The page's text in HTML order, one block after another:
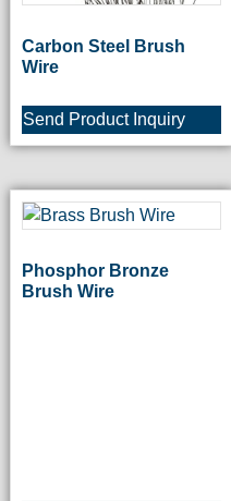
Carbon Steel Brush
Wire
Send Product Inquiry
Phosphor Bronze
Brush Wire